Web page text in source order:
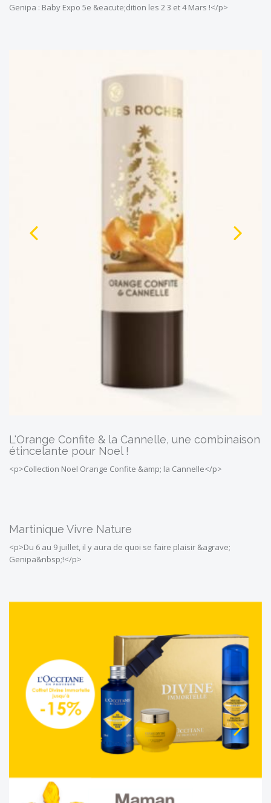
Genipa : Baby Expo 5e &eacute;dition les 2 3 et 4 Mars !</p>
L'Orange Confite & la Cannelle, une combinaison
étincelante pour Noel !
<p>Collection Noel Orange Confite &amp; la Cannelle</p>
Martinique Vivre Nature
<p>Du 6 au 9 juillet, il y aura de quoi se faire plaisir &agrave;
Genipa&nbsp;!</p>